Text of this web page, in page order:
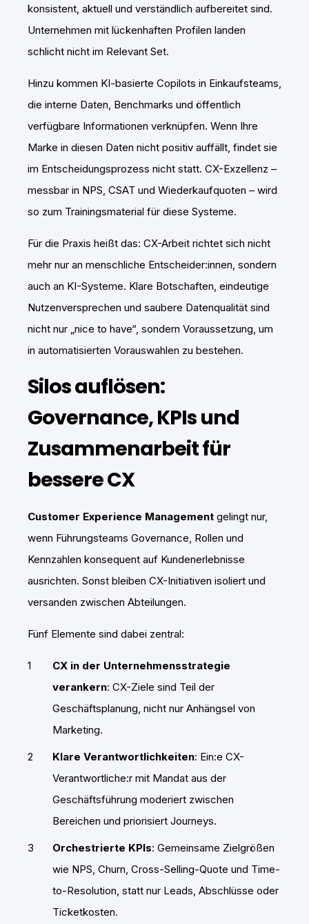
konsistent, aktuell und verständlich aufbereitet sind.
Unternehmen mit lückenhaften Profilen landen
schlicht nicht im Relevant Set.
Hinzu kommen KI-basierte Copilots in Einkaufsteams,
die interne Daten, Benchmarks und öffentlich
verfügbare Informationen verknüpfen. Wenn Ihre
Marke in diesen Daten nicht positiv auffällt, findet sie
im Entscheidungsprozess nicht statt. CX-Exzellenz –
messbar in NPS, CSAT und Wiederkaufquoten – wird
so zum Trainingsmaterial für diese Systeme.
Für die Praxis heißt das: CX-Arbeit richtet sich nicht
mehr nur an menschliche Entscheider:innen, sondern
auch an KI-Systeme. Klare Botschaften, eindeutige
Nutzenversprechen und saubere Datenqualität sind
nicht nur „nice to have“, sondern Voraussetzung, um
in automatisierten Vorauswahlen zu bestehen.
Silos auflösen:
Governance, KPIs und
Zusammenarbeit für
bessere CX
Customer Experience Management gelingt nur,
wenn Führungsteams Governance, Rollen und
Kennzahlen konsequent auf Kundenerlebnisse
ausrichten. Sonst bleiben CX-Initiativen isoliert und
versanden zwischen Abteilungen.
Fünf Elemente sind dabei zentral:
CX in der Unternehmensstrategie
verankern: CX-Ziele sind Teil der
Geschäftsplanung, nicht nur Anhängsel von
Marketing.
Klare Verantwortlichkeiten: Ein:e CX-
Verantwortliche:r mit Mandat aus der
Geschäftsführung moderiert zwischen
Bereichen und priorisiert Journeys.
Orchestrierte KPIs: Gemeinsame Zielgrößen
wie NPS, Churn, Cross-Selling-Quote und Time-
to-Resolution, statt nur Leads, Abschlüsse oder
Ticketkosten.